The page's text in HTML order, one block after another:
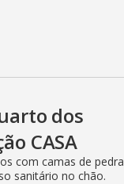
dos
CASA
com camas de pedra
sanitário no chão.